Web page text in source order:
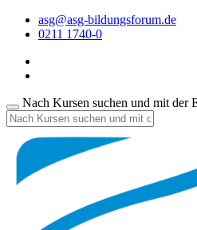
asg@asg-bildungsforum.de
0211 1740-0
Nach Kursen suchen und mit der